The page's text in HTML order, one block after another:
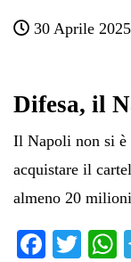
bo tte ts
30 Aprile 2025
Difesa, il
Il Napoli non si è
acquistare il
almeno 20
Fa T